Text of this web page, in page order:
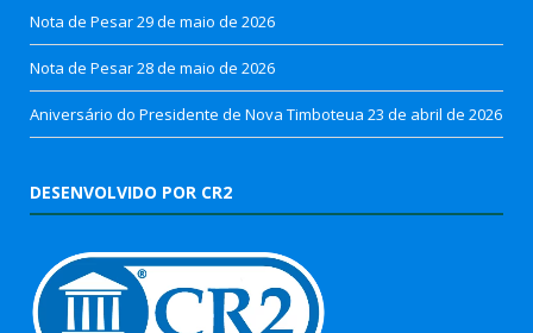
Nota de Pesar29 de maio de 2026
Nota de Pesar28 de maio de 2026
Aniversário do Presidente de Nova Timboteua 23 de abril de 2026
DESENVOLVIDO POR CR2